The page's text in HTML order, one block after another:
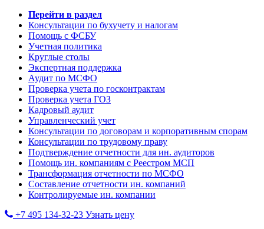
Перейти в раздел
Консультации по бухучету и налогам
Помощь с ФСБУ
Учетная политика
Круглые столы
Экспертная поддержка
Аудит по МСФО
Проверка учета по госконтрактам
Проверка учета ГОЗ
Кадровый аудит
Управленческий учет
Консультации по договорам и корпоративным спорам
Консультации по трудовому праву
Подтверждение отчетности для ин. аудиторов
Помощь ин. компаниям с Реестром МСП
Трансформация отчетности по МСФО
Составление отчетности ин. компаний
Контролируемые ин. компании
+7 495 134-32-23 Узнать цену